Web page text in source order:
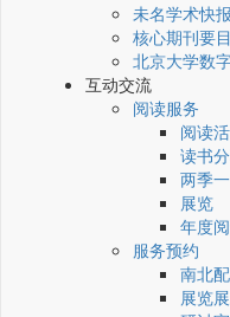
未名学术快报
核心期刊要目
北京大学数
互动交流
阅读服务
阅读
读书
两季
展览
年度
服务预约
南北
展览